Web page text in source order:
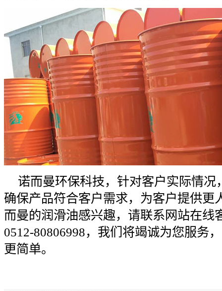
诺而曼环保科技，针对客户实际情况
确保产品符合客户需求，为客户提供更
而曼的润滑油感兴趣，请联系网站在线
0512-80806998，我们将竭诚为您服务
更简单。